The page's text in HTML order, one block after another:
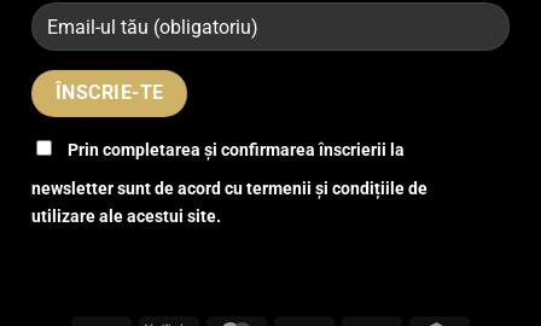
Prin completarea și confirmarea înscrierii la
newsletter sunt de acord cu termenii și condițiile de
utilizare ale acestui site.